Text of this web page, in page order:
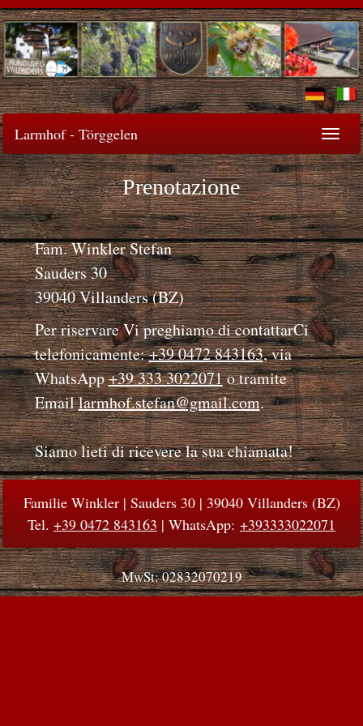
Larmhof - Törggelen
Prenotazione
Fam. Winkler Stefan
Sauders 30
39040 Villanders (BZ)
Per riservare Vi preghiamo di contattarCi
telefonicamente:+39 0472 843163, via
WhatsApp+39 333 3022071o tramite
Emaillarmhof.stefan@gmail.com.
Siamo lieti di ricevere la sua chiamata!
Familie Winkler | Sauders 30 | 39040 Villanders (BZ)
Tel. +39 0472 843163 | WhatsApp: +393333022071
MwSt: 02832070219